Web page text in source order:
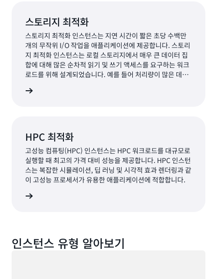
스토리지 최적화
스토리지 최적화 인스턴스는 지연 시간이 짧은 초당 수백만
개의 무작위 I/O 작업을 애플리케이션에 제공합니다. 스토리
지 최적화 인스턴스는 로컬 스토리지에서 매우 큰 데이터 집
합에 대해 많은 순차적 읽기 및 쓰기 액세스를 요구하는 워크
로드를 위해 설계되었습니다. 예를 들어 처리량이 많은 데이
HPC 최적화
고성능 컴퓨팅(HPC) 인스턴스는 HPC 워크로드를 대규모로
실행할 때 최고의 가격 대비 성능을 제공합니다. HPC 인스턴
스는 복잡한 시뮬레이션, 딥 러닝 및 시각적 효과 렌더링과 같
이 고성능 프로세서가 유용한 애플리케이션에 적합합니다.
인스턴스 유형 알아보기